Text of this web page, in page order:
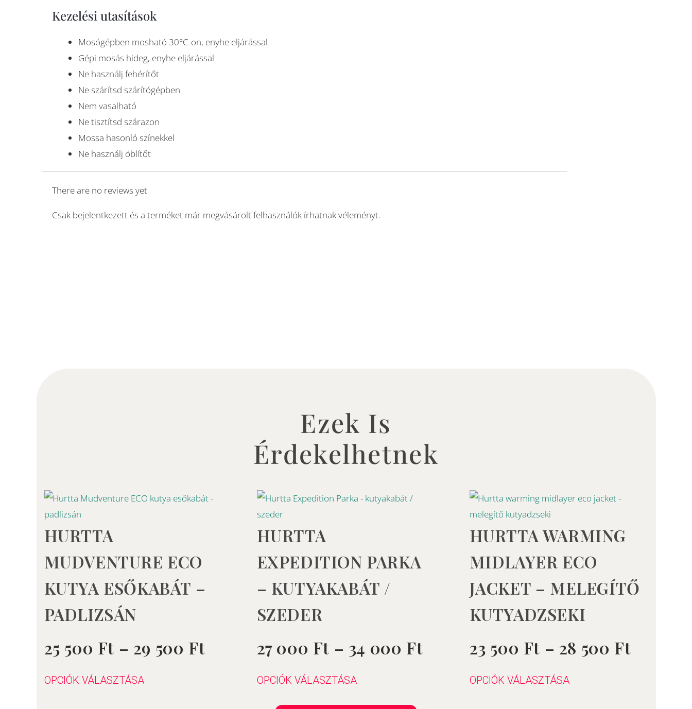
Kezelési utasítások
Mosógépben mosható 30°C-on, enyhe eljárással
Gépi mosás hideg, enyhe eljárással
Ne használj fehérítőt
Ne szárítsd szárítógépben
Nem vasalható
Ne tisztítsd szárazon
Mossa hasonló színekkel
Ne használj öblítőt
There are no reviews yet
Csak bejelentkezett és a terméket már megvásárolt felhasználók írhatnak véleményt.
Ezek Is
Érdekelhetnek
HURTTA
MUDVENTURE ECO
KUTYA ESŐKABÁT –
PADLIZSÁN
0
/25 500 Ft – 29 500 Ft
Ártartomány:
OPCIÓK VÁLASZTÁSA
Ennek
variációja
A
termékoldalon
választhatók
HURTTA
EXPEDITION PARKA
– KUTYAKABÁT /
SZEDER
0
/27 000 Ft – 34 000 Ft
Ártartomány:
000 Ft
000 Ft
OPCIÓK VÁLASZTÁSA
Ennek
variációja
van.
A
termékoldalon
választhatók
HURTTA WARMING
MIDLAYER ECO
JACKET – MELEGÍTŐ
KUTYADZSEKI
0
/23 500 Ft – 28 500 Ft
28
500 Ft
OPCIÓK VÁLASZTÁSA
Ennek
terméknek
több
variációja
A
változatok
termékoldalon
választhatók